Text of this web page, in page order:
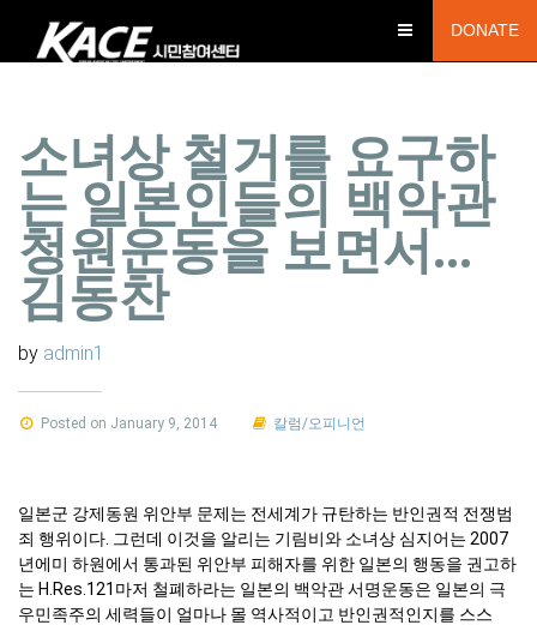
DONATE
소녀상 철거를 요구하
는 일본인들의 백악관
청원운동을 보면서…
김동찬
by admin1
Posted on January 9, 2014 칼럼/오피니언
일본군 강제동원 위안부 문제는 전세계가 규탄하는 반인권적 전쟁범
죄 행위이다. 그런데 이것을 알리는 기림비와 소녀상 심지어는 2007
년에미 하원에서 통과된 위안부 피해자를 위한 일본의 행동을 권고하
는 H.Res.121마저 철폐하라는 일본의 백악관 서명운동은 일본의 극
우민족주의 세력들이 얼마나 몰 역사적이고 반인권적인지를 스스